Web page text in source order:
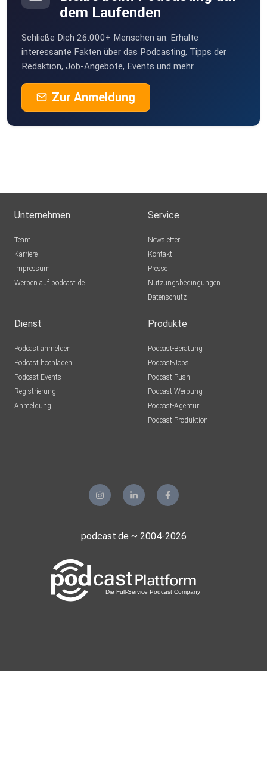
dem Laufenden
Schließe Dich 26.000+ Menschen an. Erhalte
interessante Fakten über das Podcasting, Tipps der
Redaktion, Job-Angebote, Events und mehr.
Zur Anmeldung
Unternehmen
Team
Karriere
Impressum
Werben auf podcast.de
Service
Newsletter
Kontakt
Presse
Nutzungsbedingungen
Datenschutz
Dienst
Podcast anmelden
Podcast hochladen
Podcast-Events
Registrierung
Anmeldung
Produkte
Podcast-Beratung
Podcast-Jobs
Podcast-Push
Podcast-Werbung
Podcast-Agentur
Podcast-Produktion
podcast.de ~ 2004-2026